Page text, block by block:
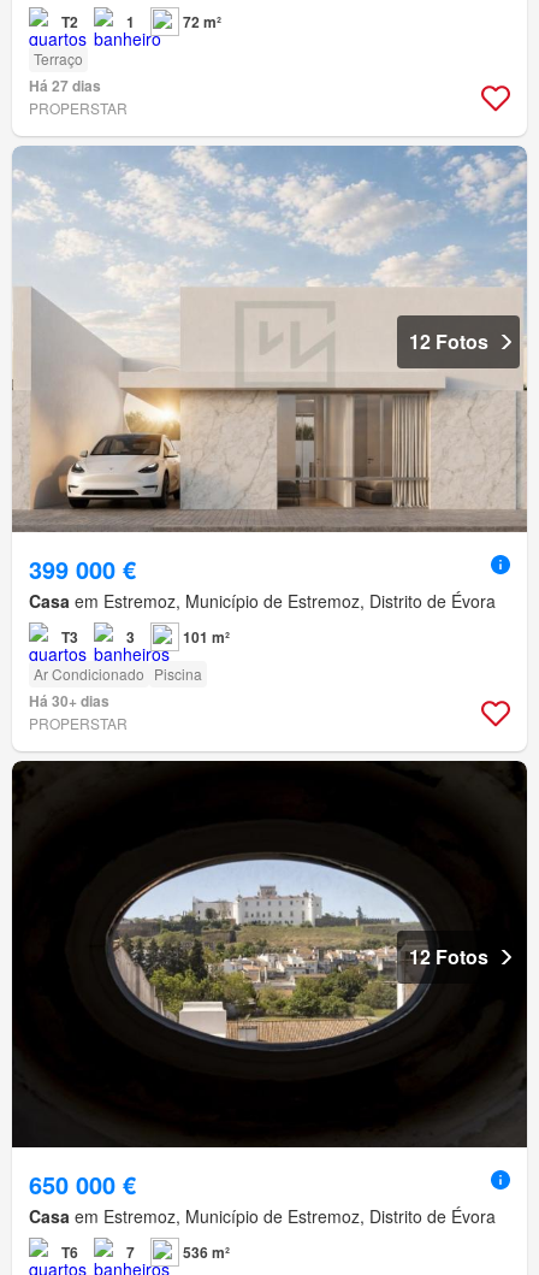
T2 1 72 m²
Terraço
Há 27 dias
PROPERSTAR
12 Fotos
399 000 €
Casa em Estremoz, Município de Estremoz, Distrito de Évora
T3 3 101 m²
Ar Condicionado Piscina
Há 30+ dias
PROPERSTAR
12 Fotos
650 000 €
Casa em Estremoz, Município de Estremoz, Distrito de Évora
T6 7 536 m²